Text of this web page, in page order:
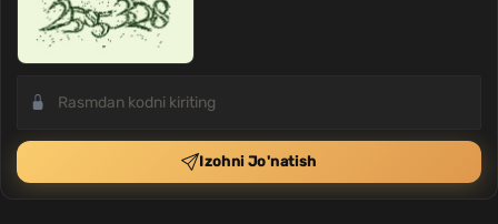
Izohni Jo'natish